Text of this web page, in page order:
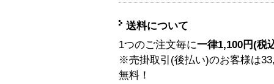
送料について
1つのご注文毎に一律1,100円(税
※売掛取引(後払い)のお客様は
無料！